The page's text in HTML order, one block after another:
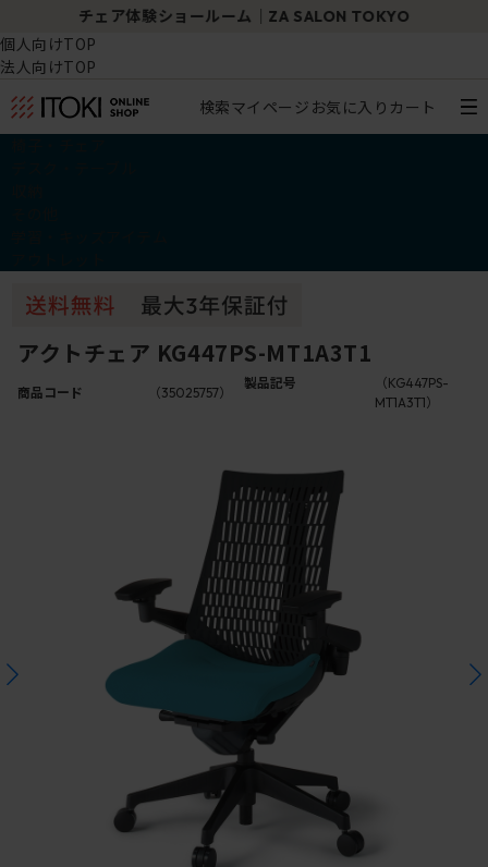
チェア体験ショールーム｜ZA SALON TOKYO
個人向けTOP
法人向けTOP
検索マイページ お気に入り カート
アクトチェア KG447PS-MT1A3T1
商品コード （35025757）
製品記号
（KG447PS-
MT1A3T1）